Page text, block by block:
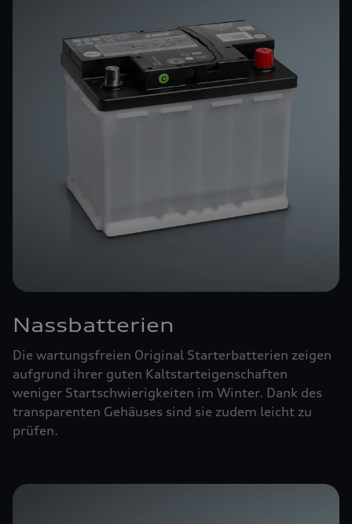
Nassbatterien
Die wartungsfreien Original Starterbatterien zeigen
aufgrund ihrer guten Kaltstarteigenschaften
weniger Startschwierigkeiten im Winter. Dank des
transparenten Gehäuses sind sie zudem leicht zu
prüfen.